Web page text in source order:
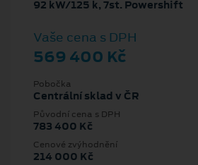
92 kW/125 k, 7st. Powershift
Vaše cena s DPH
569 400 Kč
Pobočka
Centrální sklad v ČR
Původní cena s DPH
783 400 Kč
Cenové zvýhodnění
214 000 Kč